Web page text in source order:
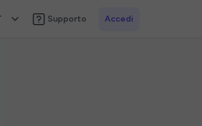
Supporto Accedi